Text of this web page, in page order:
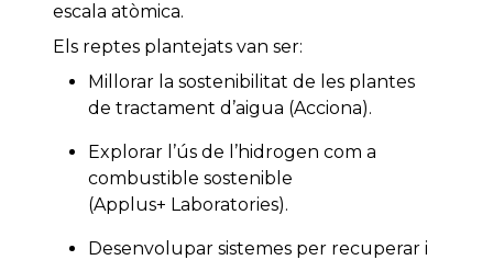
escala atòmica.
Els reptes plantejats van ser:
Millorar la sostenibilitat de les plantes
de tractament d’aigua (Acciona).
Explorar l’ús de l’hidrogen com a
combustible sostenible
(Applus+ Laboratories).
Desenvolupar sistemes per recuperar i